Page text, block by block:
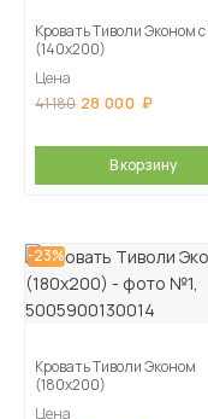
Кровать Тиволи Эконом
(140х200)
Цена
41 180 28 000
В корзину
-23%
Кровать Тиволи Эконом
(180х200)
Цена